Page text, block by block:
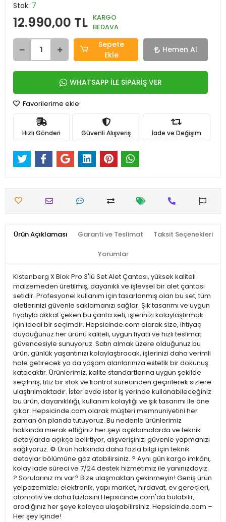
Stok: 7
12.990,00 TL KARGO
BEDAVA
Sepete
Ekle
Hemen Al
WHATSAPP İLE SİPARİŞ VER
Favorilerime ekle
Hızlı Gönderi Güvenli Alışveriş İade ve Değişim
Ürün Açıklaması Garanti ve Teslimat Taksit Seçenekleri
Yorumlar
Kistenberg X Blok Pro 3'lü Set Alet Çantası, yüksek kaliteli
malzemeden üretilmiş, dayanıklı ve işlevsel bir alet çantası
setidir. Profesyonel kullanım için tasarlanmış olan bu set, tüm
aletlerinizi güvenle saklamanızı sağlar. Şık tasarımı ve uygun
fiyatıyla dikkat çeken bu çanta seti, işlerinizi kolaylaştırmak
için ideal bir seçimdir. Hepsicinde.com olarak size, ihtiyaç
duyduğunuz her ürünü kaliteli, uygun fiyatlı ve hızlı teslimat
güvencesiyle sunuyoruz. Satın almak üzere olduğunuz bu
ürün, günlük yaşantınızı kolaylaştıracak, işlerinizi daha verimli
hale getirecek ya da yaşam alanlarınıza estetik bir dokunuş
katacaktır. Ürünlerimiz, kalite standartlarına uygun şekilde
seçilmiş, titiz bir stok ve kontrol sürecinden geçirilerek sizlere
ulaştırılmaktadır. İster evde ister iş yerinde kullanabileceğiniz
bu ürün, dayanıklılığı, kullanım kolaylığı ve şık tasarımı ile öne
çıkar. Hepsicinde.com olarak müşteri memnuniyetini her
zaman ön planda tutuyoruz. Bu nedenle ürünlerimiz
hakkında merak ettiğiniz her şeyi açıklamalarda ve teknik
detaylarda açıkça belirtiyor, alışverişinizi güvenle yapmanızı
sağlıyoruz. ⚙️ Ürün hakkında daha fazla bilgi için teknik
detaylar bölümüne göz atabilirsiniz. ? Aynı gün kargo imkânı,
kolay iade süreci ve 7/24 destek hizmetimiz ile yanınızdayız.
? Sorularınız mı var? Bize ulaşmaktan çekinmeyin! Geniş ürün
yelpazemizle; elektronik, yapı market, hırdavat, ev gereçleri,
otomotiv ve daha fazlasını Hepsicinde.com'da bulabilir,
aradığınız her şeye kolayca ulaşabilirsiniz. Hepsicinde.com –
Her şey içinde!